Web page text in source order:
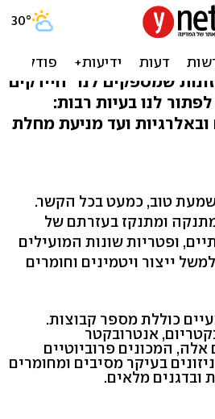
שלנו צריך
שמספקים לנו "חיידקים
לנו בעיות רבות:
ועד מניעת מחלת
טוב, כמעט בכל הקשר.
ומתנקז בעזרתם של
ופטריות שונות המועילים
ייצור ויטמינים וחומרים
כוללת מספר קבוצות.
אנטרובקטר
אלה, המכונים פרוביוטיים
בעיקר מסיבים ומחומרים
ובדגנים מלאים.